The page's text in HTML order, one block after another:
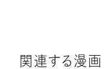
関連する漫画